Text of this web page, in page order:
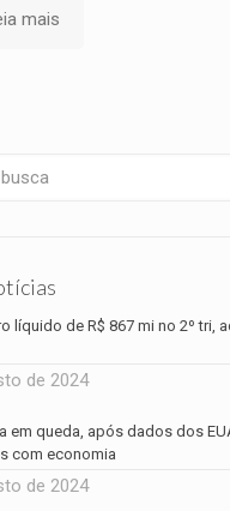
mais
líquido de R$ 867 mi no 2º tri,
de 2024
em queda, após dados dos
com economia
de 2024